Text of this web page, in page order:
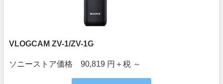
VLOGCAM ZV-1/ZV-1G
ソニーストア価格 90,819 円＋税 ～